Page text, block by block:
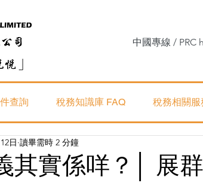
中國專線 / PRC
查詢 稅務知識庫 FAQ 稅務相關服
其實係咩？│ 展
日 讀畢需時 2 分鐘